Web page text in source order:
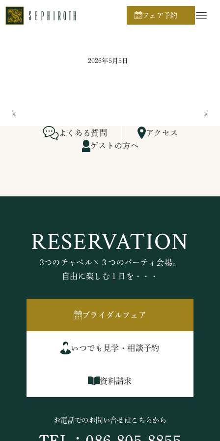
フェア予約
ホーム
2026年5月5日
よくある質問
アクセス
ゲストの方へ
RESERVATION
3つのチャペル×３つのパーティ会場。
自由に楽しむ１日を・・・
ブライダルフェア
いつでも見学・相談予約
資料請求
お電話でのお問い合せはこちらから